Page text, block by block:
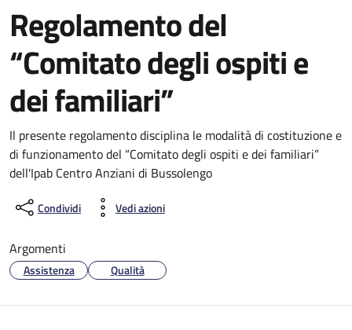
Regolamento del
“Comitato degli ospiti e
dei familiari”
Dettagli del documento
Il presente regolamento disciplina le modalità di costituzione e
di funzionamento del “Comitato degli ospiti e dei familiari”
dell'Ipab Centro Anziani di Bussolengo
Condividi Vedi azioni
Argomenti
Assistenza Qualità